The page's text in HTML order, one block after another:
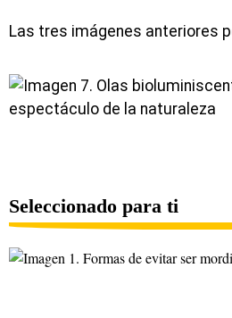
Las tres imágenes anteriores
Seleccionado para ti